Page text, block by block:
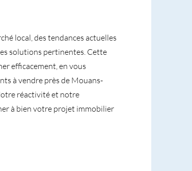
local, des tendances actuelles
solutions pertinentes. Cette
efficacement, en vous
à vendre près de Mouans-
réactivité et notre
à bien votre projet immobilier